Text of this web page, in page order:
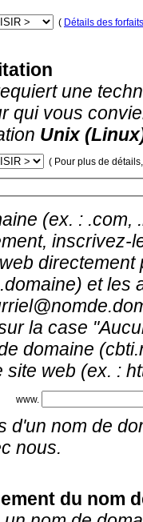
( Détails des forfaits
une
qui vous
Unix
( Pour plus de
(ex. :
inscrivez-
et
la case
domaine
web (ex. :
www.
d'un nom de
nous.
du nom